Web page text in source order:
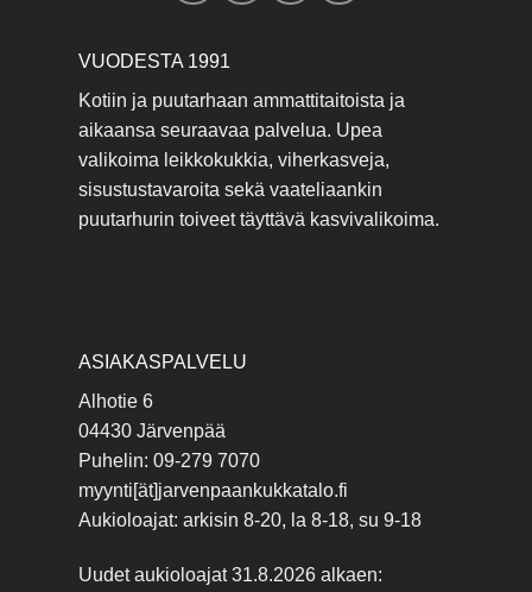
VUODESTA 1991
Kotiin ja puutarhaan ammattitaitoista ja
aikaansa seuraavaa palvelua. Upea
valikoima leikkokukkia, viherkasveja,
sisustustavaroita sekä vaateliaankin
puutarhurin toiveet täyttävä kasvivalikoima.
ASIAKASPALVELU
Alhotie 6
04430 Järvenpää
Puhelin: 09-279 7070
myynti[ät]jarvenpaankukkatalo.fi
Aukioloajat: arkisin 8-20, la 8-18, su 9-18
Uudet aukioloajat 31.8.2026 alkaen: